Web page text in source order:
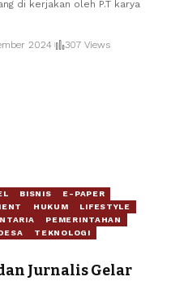
di kerjakan oleh P.T karya
2024 307 Views
BISNIS
E-PAPER
HUKUM
LIFESTYLE
PEMERINTAHAN
TEKNOLOGI
Jurnalis Gelar